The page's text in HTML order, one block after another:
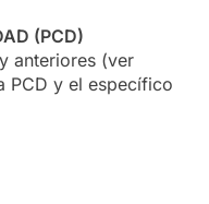
(PCD)
anteriores (ver
PCD y el específico